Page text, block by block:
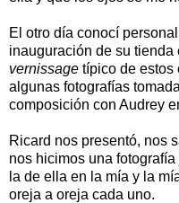
El otro día conocí
inauguración de su
vernissage típico de estos
algunas fotografías
composición con Audrey
Ricard nos presentó, nos
nos hicimos una
la de ella en la mía y la
oreja a oreja cada uno.